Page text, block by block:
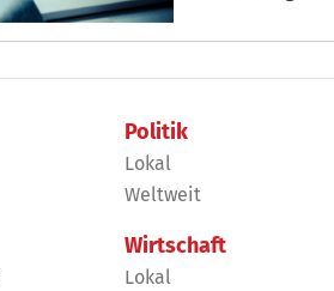
Politik
Lokal
Weltweit
Wirtschaft
Lokal